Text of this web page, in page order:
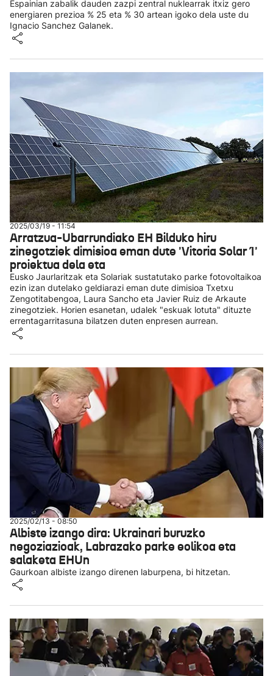
Espainian zabalik dauden zazpi zentral nuklearrak itxiz gero
energiaren prezioa % 25 eta % 30 artean igoko dela uste du
Ignacio Sanchez Galanek.
2025/03/19 - 11:54
Arratzua-Ubarrundiako EH Bilduko hiru
zinegotziek dimisioa eman dute 'Vitoria Solar 1'
proiektua dela eta
Eusko Jaurlaritzak eta Solariak sustatutako parke fotovoltaikoa
ezin izan dutelako geldiarazi eman dute dimisioa Txetxu
Zengotitabengoa, Laura Sancho eta Javier Ruiz de Arkaute
zinegotziek. Horien esanetan, udalek "eskuak lotuta" dituzte
errentagarritasuna bilatzen duten enpresen aurrean.
2025/02/13 - 08:50
Albiste izango dira: Ukrainari buruzko
negoziazioak, Labrazako parke eolikoa eta
salaketa EHUn
Gaurkoan albiste izango direnen laburpena, bi hitzetan.